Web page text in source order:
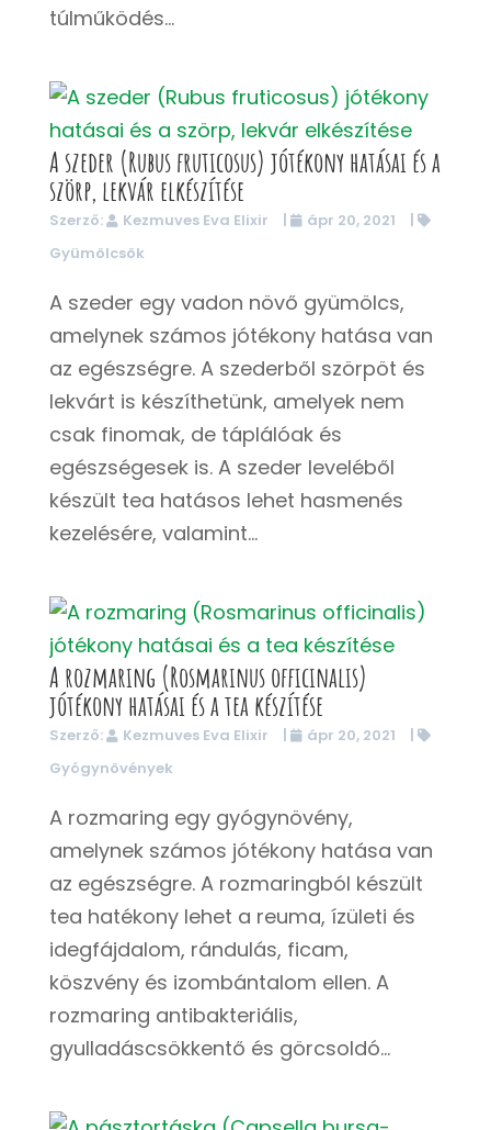
túlműködés...
A szeder (Rubus fruticosus) jótékony hatásai és a
szörp, lekvár elkészítése
Szerző: Kezmuves Eva Elixir | ápr 20, 2021
|
Gyümölcsök
A szeder egy vadon növő gyümölcs,
amelynek számos jótékony hatása van
az egészségre. A szederből szörpöt és
lekvárt is készíthetünk, amelyek nem
csak finomak, de táplálóak és
egészségesek is. A szeder leveléből
készült tea hatásos lehet hasmenés
kezelésére, valamint...
A rozmaring (Rosmarinus officinalis)
jótékony hatásai és a tea készítése
Szerző: Kezmuves Eva Elixir | ápr 20, 2021
|
Gyógynövények
A rozmaring egy gyógynövény,
amelynek számos jótékony hatása van
az egészségre. A rozmaringból készült
tea hatékony lehet a reuma, ízületi és
idegfájdalom, rándulás, ficam,
köszvény és izombántalom ellen. A
rozmaring antibakteriális,
gyulladáscsökkentő és görcsoldó...